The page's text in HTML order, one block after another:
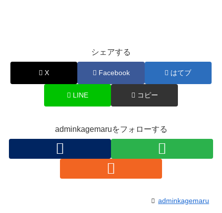
シェアする
X Facebook はてブ
LINE コピー
adminkagemaruをフォローする
adminkagemaru